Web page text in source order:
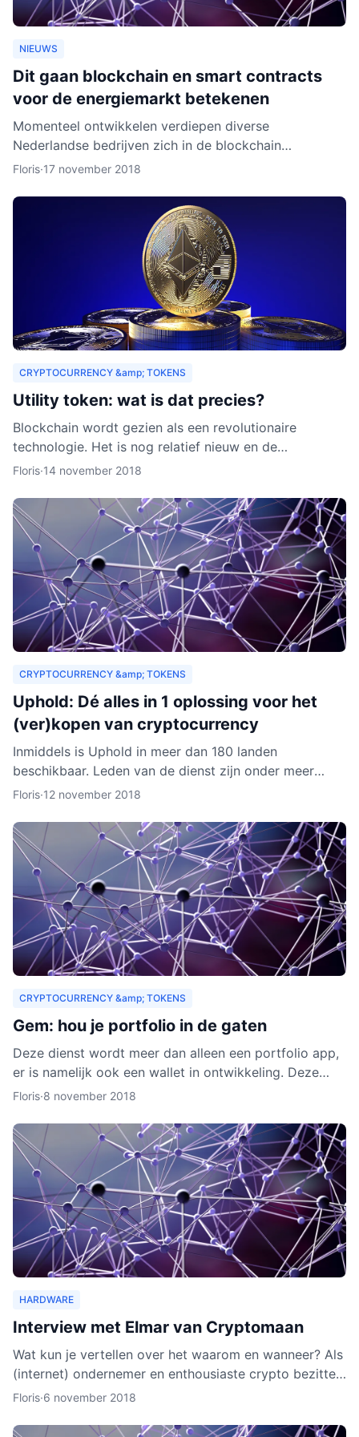
NIEUWS
Dit gaan blockchain en smart contracts
voor de energiemarkt betekenen
Momenteel ontwikkelen verdiepen diverse
Nederlandse bedrijven zich in de blockchain
technologie. Enkele daarvan, zoals BlockLab uit
Floris·17 november 2018
CRYPTOCURRENCY &amp; TOKENS
Utility token: wat is dat precies?
Blockchain wordt gezien als een revolutionaire
technologie. Het is nog relatief nieuw en de
verwachting is dat het zich de komende jaren verder
Floris·14 november 2018
CRYPTOCURRENCY &amp; TOKENS
Uphold: Dé alles in 1 oplossing voor het
(ver)kopen van cryptocurrency
Inmiddels is Uphold in meer dan 180 landen
beschikbaar. Leden van de dienst zijn onder meer
bedrijven, ontwikkelaars, particulieren, ngo’s en non-
Floris·12 november 2018
CRYPTOCURRENCY &amp; TOKENS
Gem: hou je portfolio in de gaten
Deze dienst wordt meer dan alleen een portfolio app,
er is namelijk ook een wallet in ontwikkeling. Deze
wallet gaat verschillende cryptocurrencies en token
Floris·8 november 2018
HARDWARE
Interview met Elmar van Cryptomaan
Wat kun je vertellen over het waarom en wanneer? Als
(internet) ondernemer en enthousiaste crypto bezitter
was het een logische keuze om de webshop te
Floris·6 november 2018